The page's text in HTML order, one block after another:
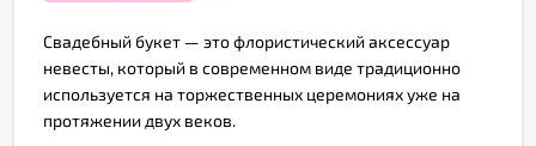
ответ
Публичная
Свадебный букет — это флористический аксессуар
невесты, который в современном виде традиционно
используется на торжественных церемониях уже на
протяжении двух веков.